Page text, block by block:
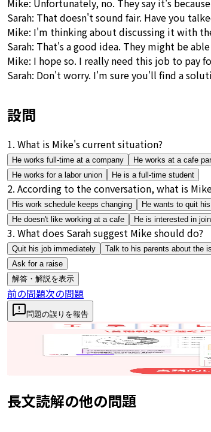
Sarah: That doesn't sound fair. Have you
Mike: I'm thinking about discussing it with
Sarah: That's a good idea. They might be
Mike: I hope so. I really need this job to pay
Sarah: Don't worry. I'm sure you'll find a
設問
1. What is Mike's current situation?
He works full-time at a company He works at a cafe
He works for a labor union
He is a full-time student
2. According to the conversation, what is
His work schedule keeps changing He wants to quit
He doesn't like working at a cafe
He is interested in
3. What does Sarah suggest Mike should do?
Quit his job immediately Talk to his parents about the
Ask for a raise
解答・解説を表示
前の問題次の問題
問題の誤りを報告
長文読解の他の問題